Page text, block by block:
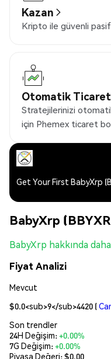
Kazan
Kripto ile güvenli pasif
Otomatik Ticaret
Stratejilerinizi
için Phemex ticaret
Get Your First BabyXrp
BabyXrp
BabyXrp hakkında
Fiyat Analizi
Mevcut
$0.0<sub>9</sub>4420 (
Son trendler
24H Değişim:+0.00%
7G Değişim:+0.00%
Piyasa Değeri:$0.00